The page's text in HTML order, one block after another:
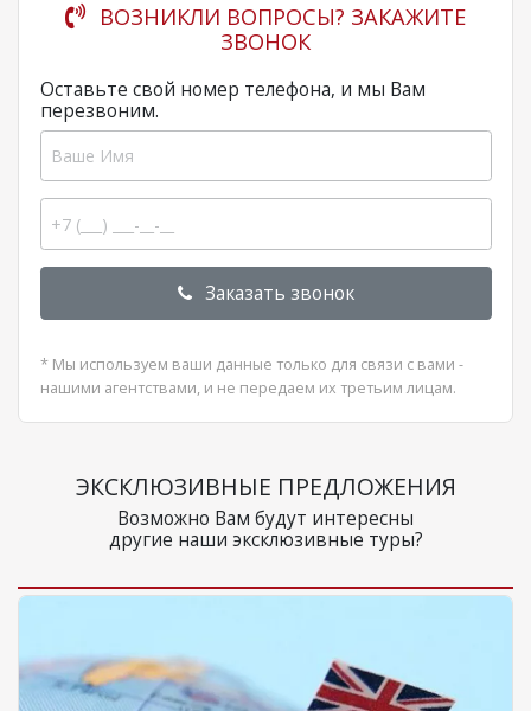
ВОЗНИКЛИ ВОПРОСЫ? ЗАКАЖИТЕ
ЗВОНОК
Оставьте свой номер телефона, и мы Вам
перезвоним.
Заказать звонок
* Мы используем ваши данные только для связи с вами -
нашими агентствами, и не передаем их третьим лицам.
ЭКСКЛЮЗИВНЫЕ ПРЕДЛОЖЕНИЯ
Возможно Вам будут интересны
другие наши эксклюзивные туры?